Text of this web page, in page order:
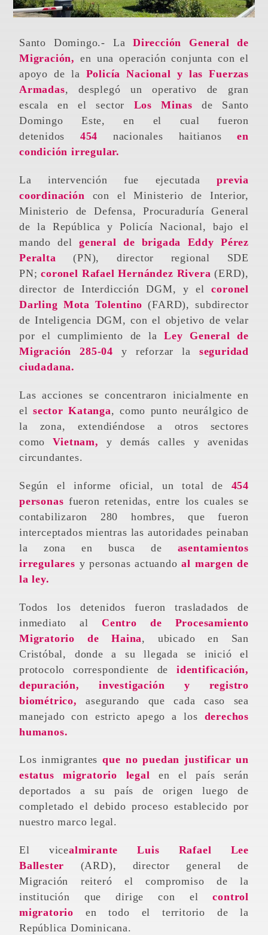
Santo Domingo.- LaDirección General de
Migración, en una operación conjunta con el
apoyo de la Policía Nacional y las Fuerzas
Armadas, desplegó un operativo de gran
escala en el sector Los Minas de Santo
Domingo Este, en el cual fueron
detenidos 454 nacionales haitianosen
condición irregular.
La intervención fue ejecutadaprevia
coordinación con el Ministerio de Interior,
Ministerio de Defensa, Procuraduría General
de la República y Policía Nacional, bajo el
mando del general de brigada Eddy Pérez
Peralta (PN), director regional SDE
PN;coronel Rafael Hernández Rivera (ERD),
director de Interdicción DGM, y elcoronel
Darling Mota Tolentino(FARD), subdirector
de Inteligencia DGM, con el objetivo de velar
por el cumplimiento de laLey General de
Migración 285-04 y reforzar la seguridad
ciudadana.
Las acciones se concentraron inicialmente en
el sector Katanga, como punto neurálgico de
la zona, extendiéndose a otros sectores
comoVietnam, y demás calles y avenidas
circundantes.
Según el informe oficial, un total de 454
personas fueron retenidas, entre los cuales se
contabilizaron 280 hombres, que fueron
interceptados mientras las autoridades peinaban
la zona en busca de asentamientos
irregulares y personas actuandoal margen de
la ley.
Todos los detenidos fueron trasladados de
inmediato al Centro de Procesamiento
Migratorio de Haina, ubicado en San
Cristóbal, donde a su llegada se inició el
protocolo correspondiente de identificación,
depuración, investigación y registro
biométrico, asegurando que cada caso sea
manejado con estricto apego a los derechos
humanos.
Los inmigrantesque no puedan justificar un
estatus migratorio legal en el país serán
deportados a su país de origen luego de
completado el debido proceso establecido por
nuestro marco legal.
El vicealmirante Luis Rafael Lee
Ballester (ARD), director general de
Migración reiteró el compromiso de la
institución que dirige con elcontrol
migratorio en todo el territorio de la
República Dominicana.